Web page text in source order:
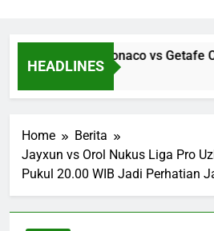
HEADLINES
Streaming Monaco vs Getafe
Ago
Home
Berita
Jayxun vs Orol Nukus Liga Pro
Pukul 20.00 WIB Jadi Perhatian